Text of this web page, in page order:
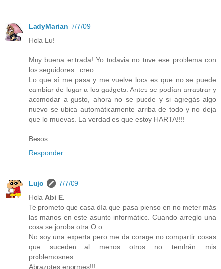
LadyMarian 7/7/09
Hola Lu!
Muy buena entrada! Yo todavia no tuve ese problema con
los seguidores...creo...
Lo que sí me pasa y me vuelve loca es que no se puede
cambiar de lugar a los gadgets. Antes se podían arrastrar y
acomodar a gusto, ahora no se puede y si agregás algo
nuevo se ubica automáticamente arriba de todo y no deja
que lo muevas. La verdad es que estoy HARTA!!!!
Besos
Responder
Lujo
7/7/09
Hola Abi E.
Te prometo que casa día que pasa pienso en no meter más
las manos en este asunto informático. Cuando arreglo una
cosa se joroba otra O.o.
No soy una experta pero me da corage no compartir cosas
que suceden....al menos otros no tendrán mis
problemosnes.
Abrazotes enormes!!!